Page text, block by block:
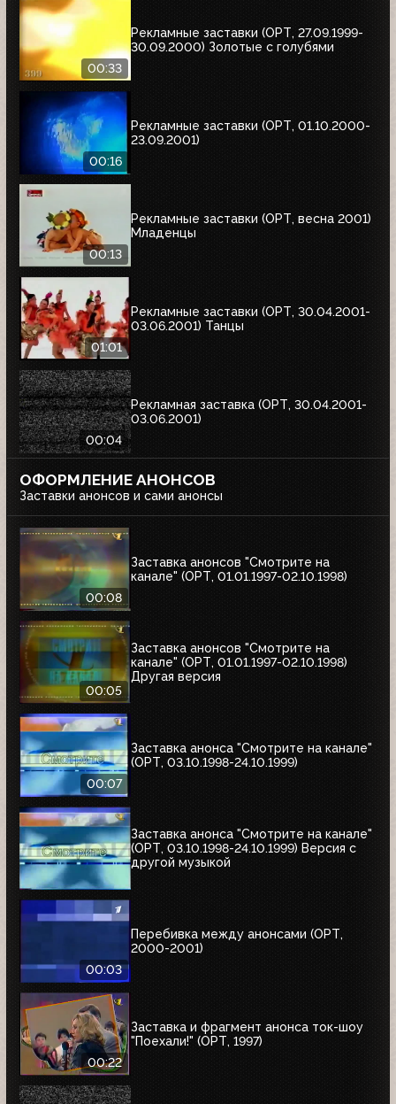
00:33
Рекламные заставки (ОРТ, 27.09.1999-
30.09.2000) Золотые с голубями
00:16
Рекламные заставки (ОРТ, 01.10.2000-
23.09.2001)
00:13
Рекламные заставки (ОРТ, весна 2001)
Младенцы
01:01
Рекламные заставки (ОРТ, 30.04.2001-
03.06.2001) Танцы
00:04
Рекламная заставка (ОРТ, 30.04.2001-
03.06.2001)
ОФОРМЛЕНИЕ АНОНСОВ
Заставки анонсов и сами анонсы
00:08
Заставка анонсов "Смотрите на
канале" (ОРТ, 01.01.1997-02.10.1998)
00:05
Заставка анонсов "Смотрите на
канале" (ОРТ, 01.01.1997-02.10.1998)
Другая версия
00:07
Заставка анонса "Смотрите на канале"
(ОРТ, 03.10.1998-24.10.1999)
Заставка анонса "Смотрите на канале"
(ОРТ, 03.10.1998-24.10.1999) Версия с
другой музыкой
00:03
Перебивка между анонсами (ОРТ,
2000-2001)
00:22
Заставка и фрагмент анонса ток-шоу
"Поехали!" (ОРТ, 1997)